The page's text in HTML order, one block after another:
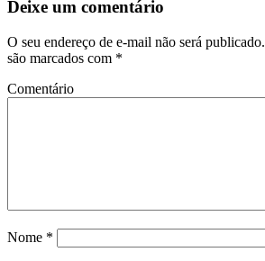
Deixe um comentário
O seu endereço de e-mail não será publicado.
são marcados com *
Comentário
Nome *